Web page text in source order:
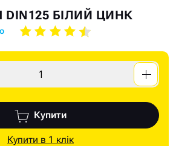
БІЛИЙ ЦИНК
Купити
Купити в 1 клік